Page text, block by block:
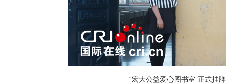
“宏大公益爱心图书室”正式挂牌